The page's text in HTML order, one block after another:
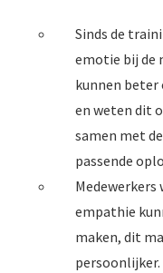
Sinds de
emotie bij de
kunnen beter
en weten dit
samen met
passende
Medewerkers
empathie
maken, dit